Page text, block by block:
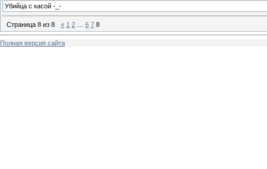
Убийца с касой -_-
Страница 8 из 8 « 1 2 6 7 8
Полная версия сайта